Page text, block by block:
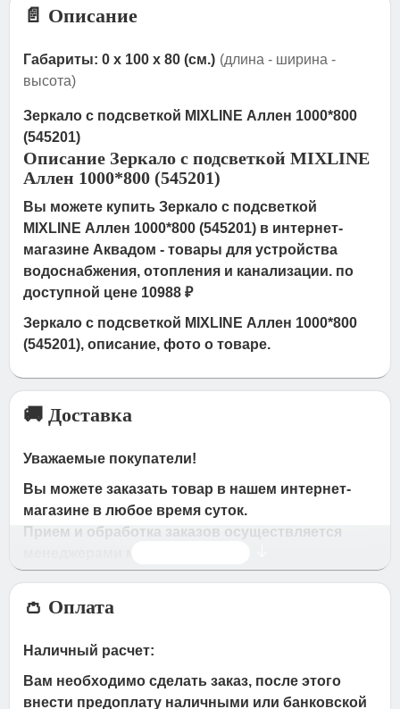
📄 Описание
Габариты: 0 x 100 x 80 (см.) (длина - ширина -
высота)
Зеркало с подсветкой MIXLINE Аллен 1000*800
(545201)
Описание Зеркало с подсветкой MIXLINE
Аллен 1000*800 (545201)
Вы можете купить Зеркало с подсветкой
MIXLINE Аллен 1000*800 (545201) в интернет-
магазине Аквадом - товары для устройства
водоснабжения, отопления и канализации. по
доступной цене 10988 ₽
Зеркало с подсветкой MIXLINE Аллен 1000*800
(545201), описание, фото о товаре.
🚚 Доставка
Уважаемые покупатели!
Вы можете заказать товар в нашем интернет-
магазине в любое время суток.
Прием и обработка заказов осуществляется
Время работы магазина:
с 09:00 дo 19:00
часа с Вами свяжется наш менеджер для
👛 Оплата
Наличный расчет:
Вам необходимо сделать заказ, после этого
внести предоплату наличными или банковской